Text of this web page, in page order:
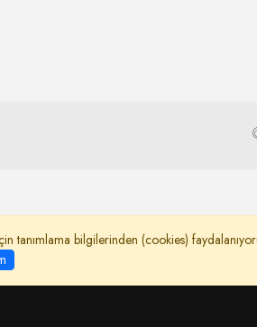
tanımlama bilgilerinden (cookies)